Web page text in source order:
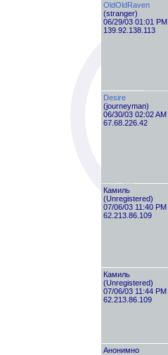
OldOldRaven
(stranger)
06/29/03 01:01 PM
139.92.138.113
Desire
(journeyman)
06/30/03 02:02 AM
67.68.226.42
Камиль
(Unregistered)
07/06/03 11:40 PM
62.213.86.109
Камиль
(Unregistered)
07/06/03 11:44 PM
62.213.86.109
Анонимно